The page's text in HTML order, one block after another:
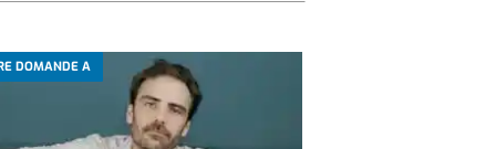
DOMANDE A